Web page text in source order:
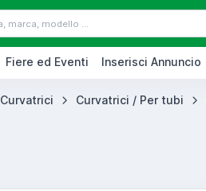
Fiere ed Eventi Inserisci Annuncio
Curvatrici Curvatrici / Per tubi